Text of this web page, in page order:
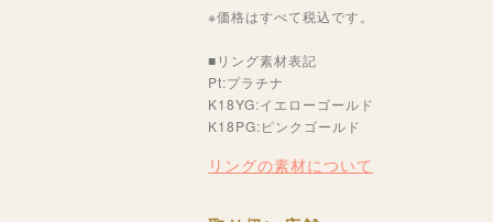
※価格はすべて税込です。
■リング素材表記
Pt:プラチナ
K18YG:イエローゴールド
K18PG:ピンクゴールド
リングの素材について